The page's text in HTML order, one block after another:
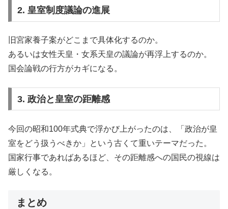
2. 皇室制度議論の進展
旧宮家養子案がどこまで具体化するのか。
あるいは女性天皇・女系天皇の議論が再浮上するのか。
国会論戦の行方がカギになる。
3. 政治と皇室の距離感
今回の昭和100年式典で浮かび上がったのは、「政治が皇
室をどう扱うべきか」という古くて重いテーマだった。
国家行事であればあるほど、その距離感への国民の視線は
厳しくなる。
まとめ